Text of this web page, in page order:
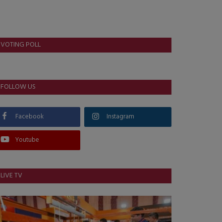
VOTING POLL
FOLLOW US
Facebook Instagram
Youtube
LIVE TV